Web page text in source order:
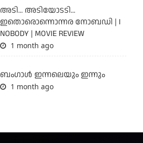
അടി... അടിയോടടി...
ഇതൊരൊന്നൊന്നര നോബഡി | I
NOBODY | MOVIE REVIEW
1 month ago
ബംഗാള്‍ ഇന്നലെയും ഇന്നും
1 month ago